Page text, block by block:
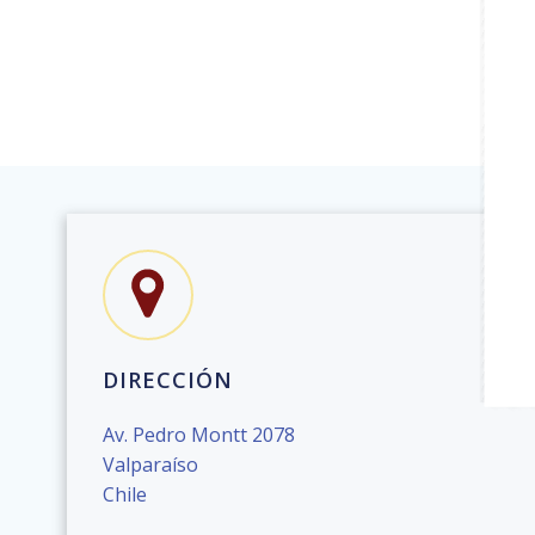
DIRECCIÓN
Av. Pedro Montt 2078
Valparaíso
Chile